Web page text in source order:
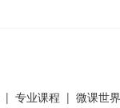
| 专业课程 | 微课世界